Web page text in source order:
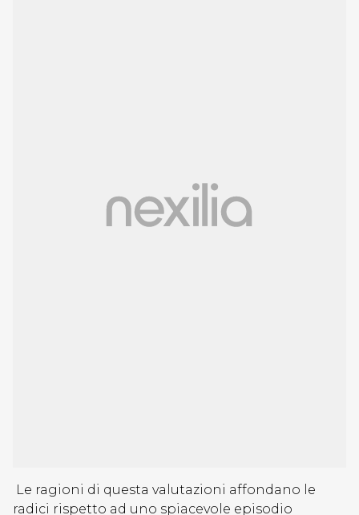
Le ragioni di questa valutazioni affondano le
radici rispetto ad uno spiacevole episodio